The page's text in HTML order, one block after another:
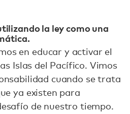
la ley como una
en educar y activar el
Islas del Pacífico. Vimos
cuando se trata
ya existen para
de nuestro tiempo.